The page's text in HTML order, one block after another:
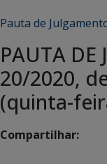
Pauta de
PAUTA DE
20/2020,
(quinta-
Compartilhar: